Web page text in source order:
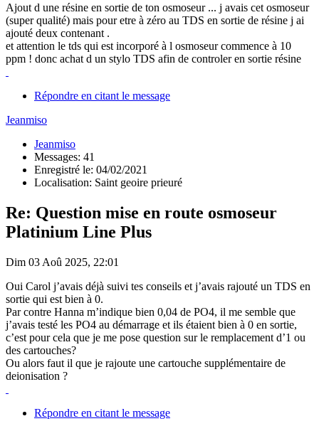
Ajout d une résine en sortie de ton osmoseur ... j avais cet osmoseur
(super qualité) mais pour etre à zéro au TDS en sortie de résine j ai
ajouté deux contenant .
et attention le tds qui est incorporé à l osmoseur commence à 10
ppm ! donc achat d un stylo TDS afin de controler en sortie résine
Répondre en citant le message
Jeanmiso
Jeanmiso
Messages: 41
Enregistré le: 04/02/2021
Localisation: Saint geoire prieuré
Re: Question mise en route osmoseur
Platinium Line Plus
Dim 03 Aoû 2025, 22:01
Oui Carol j’avais déjà suivi tes conseils et j’avais rajouté un TDS en
sortie qui est bien à 0.
Par contre Hanna m’indique bien 0,04 de PO4, il me semble que
j’avais testé les PO4 au démarrage et ils étaient bien à 0 en sortie,
c’est pour cela que je me pose question sur le remplacement d’1 ou
des cartouches?
Ou alors faut il que je rajoute une cartouche supplémentaire de
deionisation ?
Répondre en citant le message